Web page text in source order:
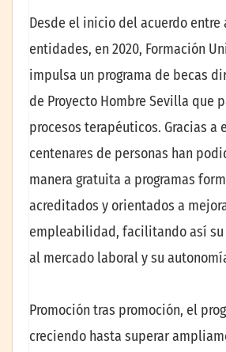
Desde el inicio del acuerdo entre
entidades, en 2020, Formación
impulsa un programa de becas
de Proyecto Hombre Sevilla que
procesos terapéuticos. Gracias a
centenares de personas han
manera gratuita a programas
acreditados y orientados a
empleabilidad, facilitando así su
al mercado laboral y su
Promoción tras promoción, el
creciendo hasta superar